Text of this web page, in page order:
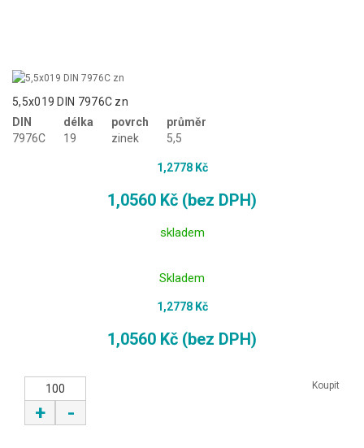
5,5x019 DIN 7976C zn
DIN
7976C
délka
19
povrch
zinek
průměr
5,5
1,2778 Kč
1,0560 Kč (bez DPH)
skladem
Skladem
1,2778 Kč
1,0560 Kč (bez DPH)
+ -
Koupit